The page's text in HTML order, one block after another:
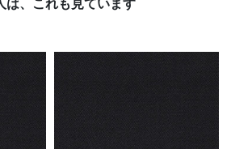
は、これも見ています